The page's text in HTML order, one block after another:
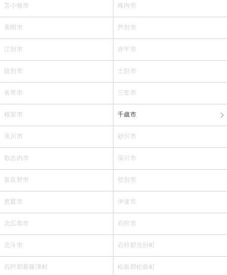
苫小牧市 稚内市
美唄市 芦別市
江別市 赤平市
紋別市 士別市
名寄市 三笠市
根室市 千歳市
滝川市 砂川市
歌志内市 深川市
富良野市 登別市
恵庭市 伊達市
北広島市 石狩市
北斗市 石狩郡当別町
石狩郡新篠津村 松前郡松前町